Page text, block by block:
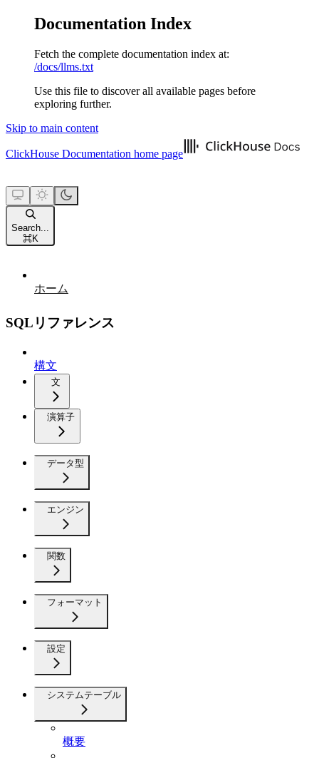
Documentation Index
Fetch the complete documentation index at:
/docs/llms.txt
Use this file to discover all available pages before
exploring further.
Skip to main content
ClickHouse Documentation home page
Search...
⌘K
ホーム
SQLリファレンス
構文
文
演算子
データ型
エンジン
関数
フォーマット
設定
システムテーブル
概要